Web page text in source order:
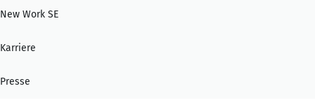
New Work SE
Karriere
Presse